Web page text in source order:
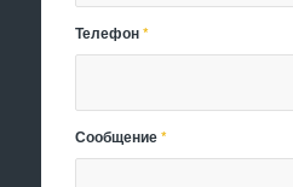
Телефон*
Сообщение*